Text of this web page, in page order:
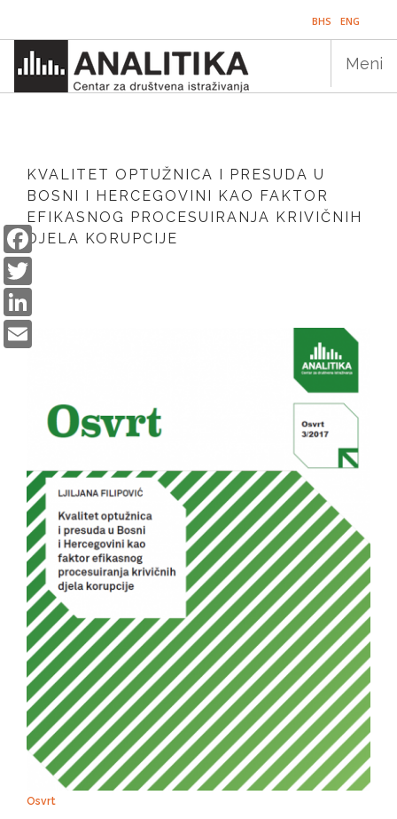
main
content
BHS ENG
Meni
navigation
PUBLIKACIJE
PROGRAMI
PROJEKTI
DOGAĐAJI
EDUKACIJA
VIJESTI
SEARCH
KVALITET OPTUŽNICA I PRESUDA U
BOSNI I HERCEGOVINI KAO FAKTOR
EFIKASNOG PROCESUIRANJA KRIVIČNIH
DJELA KORUPCIJE
Osvrt
Facebook